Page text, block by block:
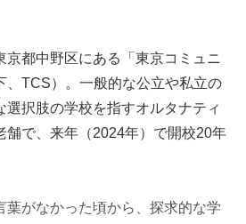
京都中野区にある「東京コミュニ
、TCS）。一般的な公立や私立の
選択肢の学校を指すオルタナティ
舗で、来年（2024年）で開校20年
葉がなかった頃から、探求的な学